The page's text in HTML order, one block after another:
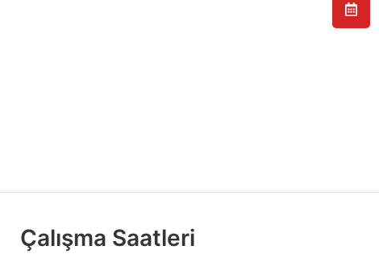
Çalışma Saatleri